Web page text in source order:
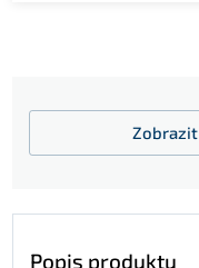
Zobrazit
Popis produktu